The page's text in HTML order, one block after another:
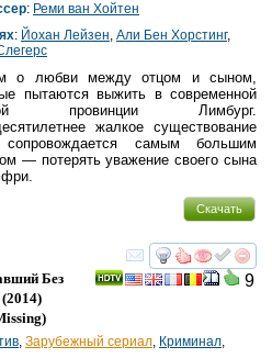
: Реми ван Хойтен
: Йохан Лейзен, Али Бен Хорстинг,
о любви между отцом и сыном,
пытаются выжить в современной
провинции Лимбург.
жалкое существование
сопровождается самым большим
— потерять уважение своего сына
Скачать
смотреть
9
Без
(2014)
)
, Зарубежный сериал, Криминал,